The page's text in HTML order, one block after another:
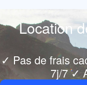
Location
✓ Pas de frais
7j/7 ✓